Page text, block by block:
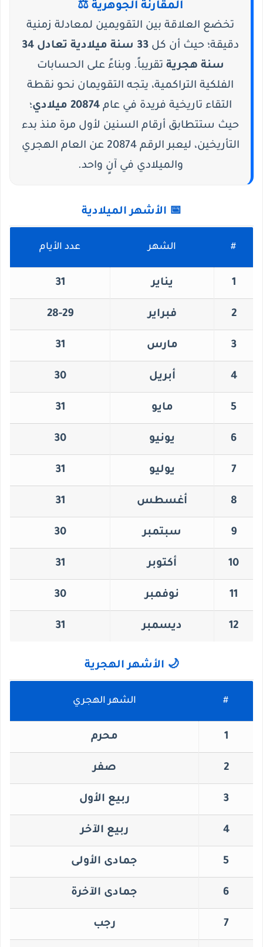
المقارنة الجوهرية ⚖️
تخضع العلاقة بين التقويمين لمعادلة زمنية
دقيقة؛ حيث أن كل
33 سنة ميلادية تعادل 34
سنة هجرية تقريباً. وبناءً على الحسابات
الفلكية التراكمية، يتجه التقويمان نحو نقطة
التقاء تاريخية فريدة في عام20874 ميلادي
؛
حيث ستتطابق أرقام السنين لأول مرة منذ بدء
التأريخين، ليعبر الرقم 20874 عن العام الهجري
والميلادي في آنٍ واحد.
📅 الأشهر الميلادية
# الشهر عدد الأيام
1 يناير 31
2 فبراير 28-29
3 مارس 31
4 أبريل 30
5 مايو 31
6 يونيو 30
7 يوليو 31
8 أغسطس 31
9 سبتمبر 30
10 أكتوبر 31
11 نوفمبر 30
12 ديسمبر 31
🌙 الأشهر الهجرية
# الشهر الهجري
1 محرم
2 صفر
3 ربيع الأول
4 ربيع الآخر
5 جمادى الأولى
6 جمادى الآخرة
7 رجب